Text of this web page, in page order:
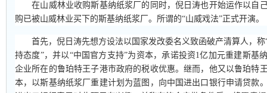
在山威林业收购斯基纳纸浆厂的同时，倪日涛也开始运作以自
购已被山威林业买下的斯基纳纸浆厂。所谓的“山威戏法”正式开演。
首先，倪日涛先想方设法以国家发改委名义致函破产清算人，称
持态度”，并以“中国官方支持”为资本，承诺投资1亿加元重建斯基
企业所在的鲁珀特王子港市政府的税收优惠。继而，他又以鲁珀特
本，以斯基纳纸浆厂重建计划为蓝图，向中国进出口银行申请贷款